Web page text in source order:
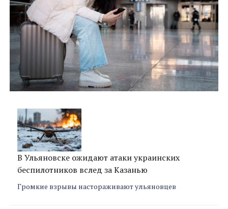
В Ульяновске ожидают атаки украинских
беспилотников вслед за Казанью
Громкие взрывы настораживают ульяновцев